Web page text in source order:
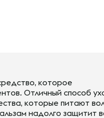
которое
Отличный способ
которые питают
надолго защитит